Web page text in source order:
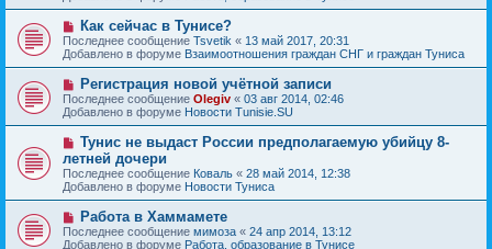
е
щ
е
н
и
е
с
о
б
щ
е
н
и
е
Н
о
в
о
е
с
о
о
б
щ
е
н
и
е
Как сейчас в Тунисе?
Последнее сообщение Tsvetik « 13 май 2017, 20:31
Добавлено в форуме Взаимоотношения граждан СНГ и граждан Туниса
Н
о
в
о
е
о
о
б
щ
е
н
и
Регистрация новой учётной записи
Последнее сообщение Olegiv « 03 авг 2014, 02:46
Добавлено в форуме Новости Tunisie.SU
Н
в
о
е
с
о
б
Тунис не выдаст России предполагаемую убийцу 8-
летней дочери
Последнее сообщение Коваль « 28 май 2014, 12:38
Добавлено в форуме Новости Туниса
Н
о
в
Работа в Хаммамете
Последнее сообщение мимоза « 24 апр 2014, 13:12
Добавлено в форуме Работа, образование в Тунисе